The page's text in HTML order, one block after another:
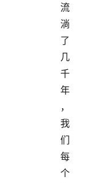
流
淌
了
几
千
年
，
我
们
每
个